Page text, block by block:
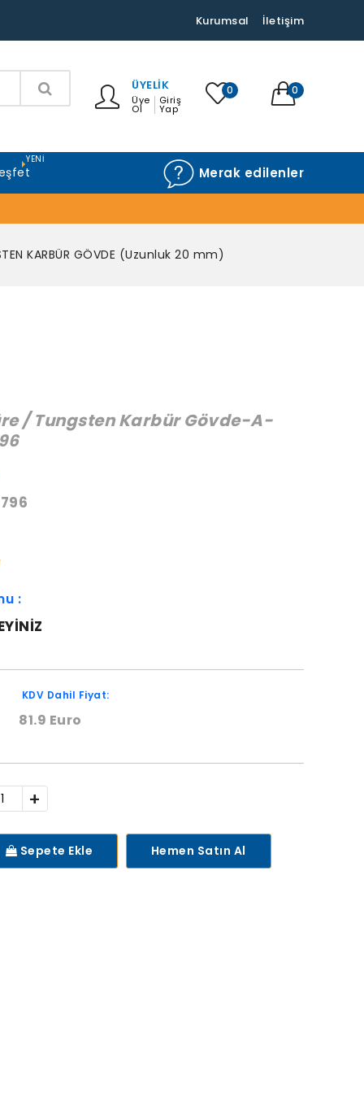
Kurumsal İletişim
ÜYELIK
Üye
Ol
Giriş
Yap
0 0
YENI
Merak edilenler
KARBÜR GÖVDE (Uzunluk 20 mm)
/ Tungsten Karbür Gövde-A-
:
KDV Dahil Fiyat:
81.9 Euro
+
Sepete Ekle Hemen Satın Al